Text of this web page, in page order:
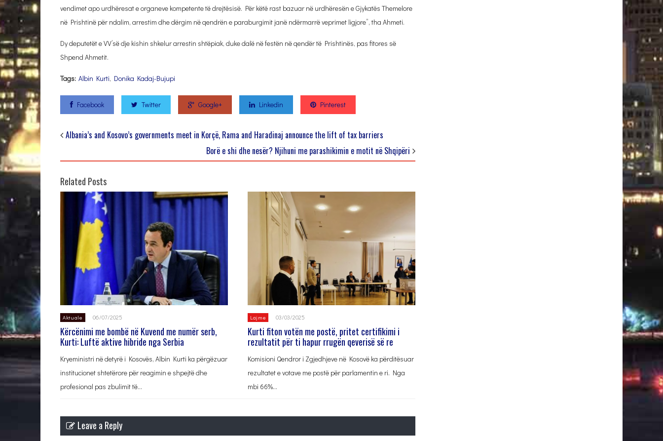
vendimet apo urdhëresat e organeve kompetente të drejtësisë. Për këtë rast bazuar në urdhëresën e Gjykatës Themelore
në Prishtinë për ndalim, arrestim dhe dërgim në qendrën e paraburgimit janë ndërmarrë veprimet ligjore”, tha Ahmeti.
Dy deputetët e VV’së dje kishin shkelur arrestin shtëpiak, duke dalë në festën në qendër të Prishtinës, pas fitores së
Shpend Ahmetit.
Tags: Albin Kurti, Donika Kadaj-Bujupi
Facebook Twitter Google+ Linkedin Pinterest
Albania’s and Kosovo’s governments meet in Korçë, Rama and Haradinaj announce the lift of tax barriers
Borë e shi dhe nesër? Njihuni me parashikimin e motit në Shqipëri
Related Posts
Aktuale 06/07/2025
Kërcënimi me bombë në Kuvend me numër serb,
Kurti: Luftë aktive hibride nga Serbia
Kryeministri në detyrë i Kosovës, Albin Kurti ka përgëzuar
institucionet shtetërore për reagimin e shpejtë dhe
profesional pas zbulimit të…
Lajme 03/03/2025
Kurti fiton votën me postë, pritet certifikimi i
rezultatit për ti hapur rrugën qeverisë së re
Komisioni Qendror i Zgjedhjeve në Kosovë ka përditësuar
rezultatet e votave me postë për parlamentin e ri. Nga
mbi 66%…
Leave a Reply